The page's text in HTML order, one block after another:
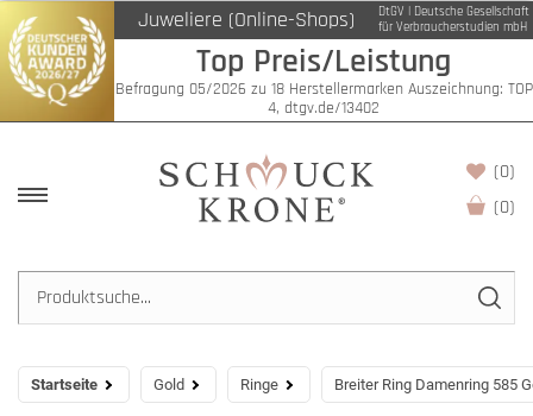
Juweliere (Online-Shops)
DtGV | Deutsche Gesellschaft
für Verbraucherstudien mbH
Top Preis/Leistung
Befragung 05/2026 zu 18 Herstellermarken Auszeichnung: TOP
4, dtgv.de/13402
(0)
(0)
Startseite Gold Ringe Breiter Ring Damenring 585